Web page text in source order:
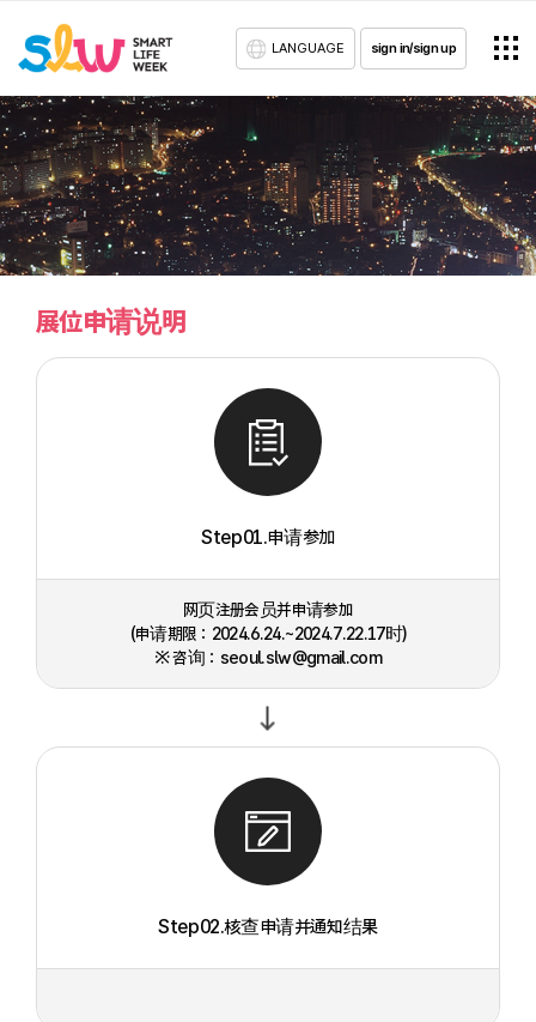
LANGUAGE sign in/sign up
展位申请说明
Step01.申请参加
网页注册会员并申请参加
(申请期限：2024.6.24.~2024.7.22.17时)
※ 咨询：seoul.slw@gmail.com
Step02.核查申请并通知结果